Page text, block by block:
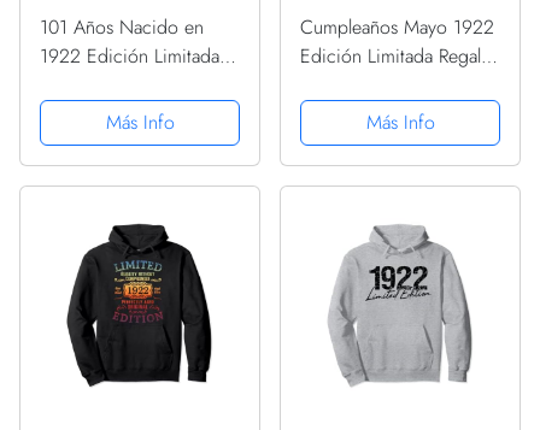
101 Años Nacido en
1922 Edición Limitada
Sudadera con Capucha
Más Info
Cumpleaños Mayo 1922
Edición Limitada Regalo
con Capucha
Más Info